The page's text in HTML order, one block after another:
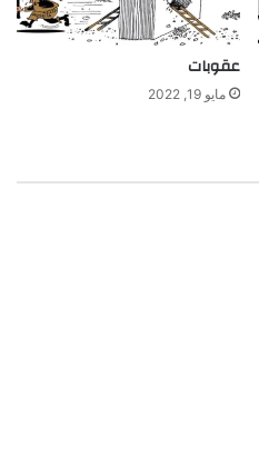
عقوبات
مايو 19, 2022